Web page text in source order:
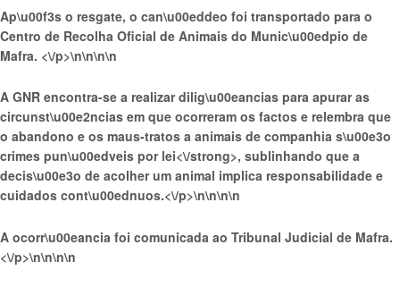
Ap\u00f3s o resgate, o can\u00eddeo foi transportado para o
Centro de Recolha Oficial de Animais do Munic\u00edpio de
Mafra. <\/p>\n\n\n\n
A GNR encontra-se a realizar dilig\u00eancias para apurar as
circunst\u00e2ncias em que ocorreram os factos e relembra que
o abandono e os maus-tratos a animais de companhia s\u00e3o
crimes pun\u00edveis por lei<\/strong>, sublinhando que a
decis\u00e3o de acolher um animal implica responsabilidade e
cuidados cont\u00ednuos.<\/p>\n\n\n\n
A ocorr\u00eancia foi comunicada ao Tribunal Judicial de Mafra.
<\/p>\n\n\n\n